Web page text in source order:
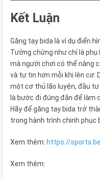
Kết Luận
Găng tay bida là ví dụ điển
Tưởng chừng như chỉ là
mà người chơi có thể nâng
và tự tin hơn mỗi khi lên cơ.
một cơ thủ lão luyện, đầu
là bước đi đúng đắn để làm
Hãy để găng tay bida trở
trong hành trình chinh phục
Xem thêm: https://
Xem thêm: